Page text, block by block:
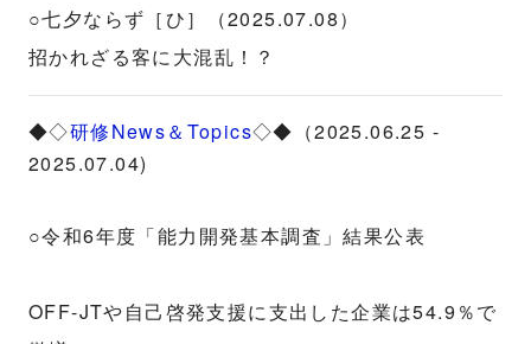
○七夕ならず［ひ］（2025.07.08）
招かれざる客に大混乱！？
◆◇研修News＆Topics◇◆（2025.06.25 -
2025.07.04)
○令和6年度「能力開発基本調査」結果公表
OFF-JTや自己啓発支援に支出した企業は54.9％で